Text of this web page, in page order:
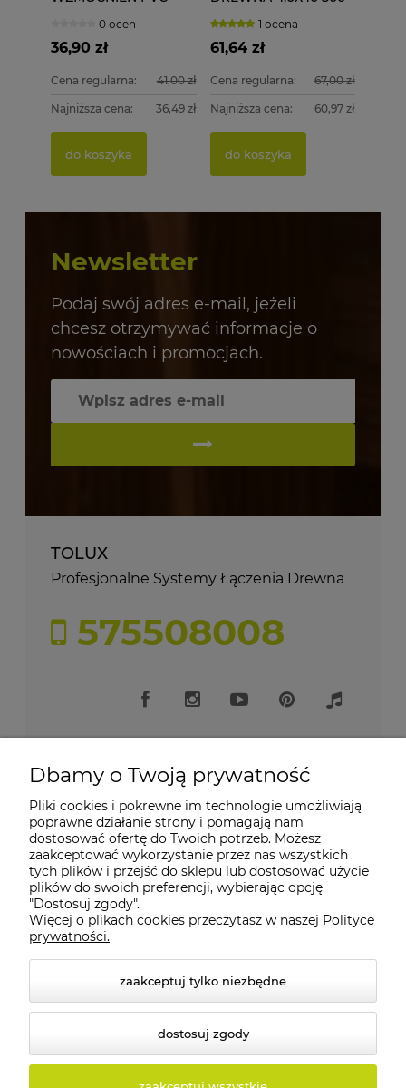
1000 szt.0 ocen
36,90 zł
Cena regularna: 41,00 zł
Najniższa cena: 36,49 zł
do koszyka
1 ocena
61,64 zł
Cena regularna: 67,00 zł
Najniższa cena: 60,97 zł
do koszyka
Newsletter
Podaj swój adres e-mail, jeżeli
chcesz otrzymywać informacje o
nowościach i promocjach.
TOLUX
Profesjonalne Systemy Łączenia Drewna
575508008
Moje konto
Płatności i dostawa
Informacje
Dbamy o Twoją prywatność
Pliki cookies i pokrewne im technologie umożliwiają
poprawne działanie strony i pomagają nam
dostosować ofertę do Twoich potrzeb. Możesz
zaakceptować wykorzystanie przez nas wszystkich
tych plików i przejść do sklepu lub dostosować użycie
plików do swoich preferencji, wybierając opcję
"Dostosuj zgody".
Więcej o plikach cookies przeczytasz w naszej Polityce
prywatności.
zaakceptuj tylko niezbędne
dostosuj zgody